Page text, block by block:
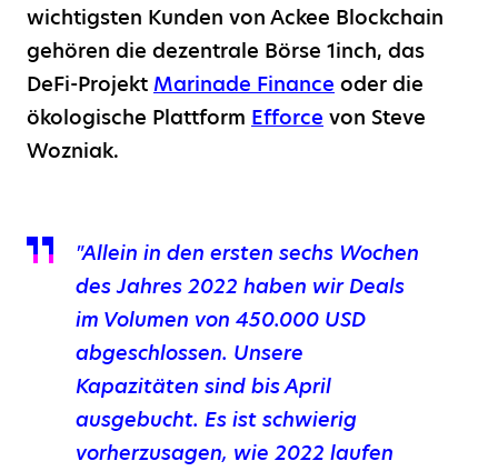
wichtigsten Kunden von Ackee Blockchain
gehören die dezentrale Börse 1inch, das
DeFi-Projekt Marinade Finance oder die
ökologische Plattform Efforce von Steve
Wozniak.
"Allein in den ersten sechs Wochen
des Jahres 2022 haben wir Deals
im Volumen von 450.000 USD
abgeschlossen. Unsere
Kapazitäten sind bis April
ausgebucht. Es ist schwierig
vorherzusagen, wie 2022 laufen